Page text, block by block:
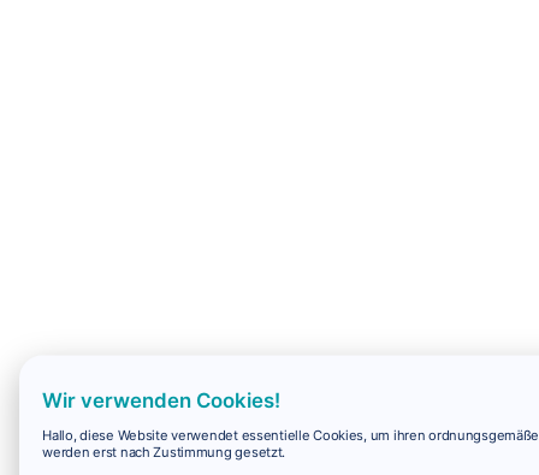
Wir verwenden Cookies!
Hallo, diese Website verwendet essentielle Cookies, um ihren
werden erst nach Zustimmung gesetzt.